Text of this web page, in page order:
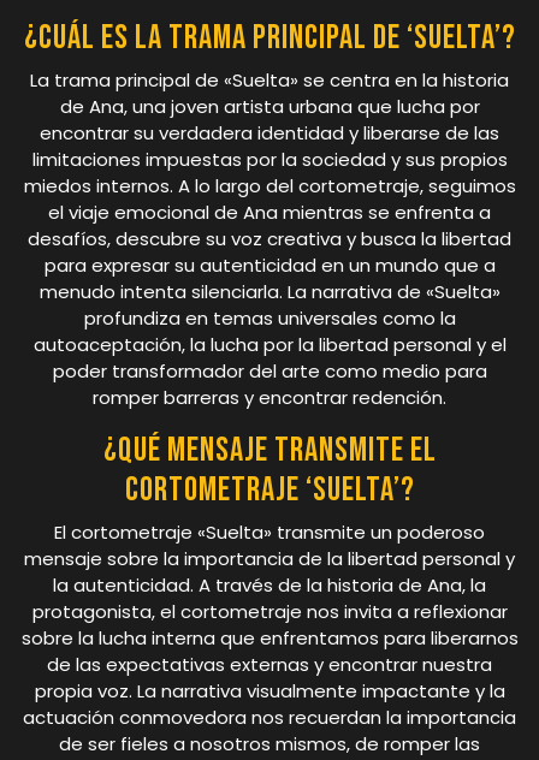
¿Cuál es la trama principal de ‘Suelta’?
La trama principal de «Suelta» se centra en la historia
de Ana, una joven artista urbana que lucha por
encontrar su verdadera identidad y liberarse de las
limitaciones impuestas por la sociedad y sus propios
miedos internos. A lo largo del cortometraje, seguimos
el viaje emocional de Ana mientras se enfrenta a
desafíos, descubre su voz creativa y busca la libertad
para expresar su autenticidad en un mundo que a
menudo intenta silenciarla. La narrativa de «Suelta»
profundiza en temas universales como la
autoaceptación, la lucha por la libertad personal y el
poder transformador del arte como medio para
romper barreras y encontrar redención.
¿Qué mensaje transmite el
cortometraje ‘Suelta’?
El cortometraje «Suelta» transmite un poderoso
mensaje sobre la importancia de la libertad personal y
la autenticidad. A través de la historia de Ana, la
protagonista, el cortometraje nos invita a reflexionar
sobre la lucha interna que enfrentamos para liberarnos
de las expectativas externas y encontrar nuestra
propia voz. La narrativa visualmente impactante y la
actuación conmovedora nos recuerdan la importancia
de ser fieles a nosotros mismos, de romper las